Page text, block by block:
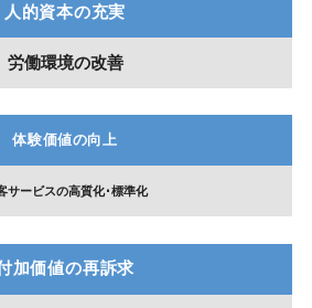
人的資本の充実
労働環境の改善
体験価値の向上
サービスの高質化･標準化
加価値の再訴求